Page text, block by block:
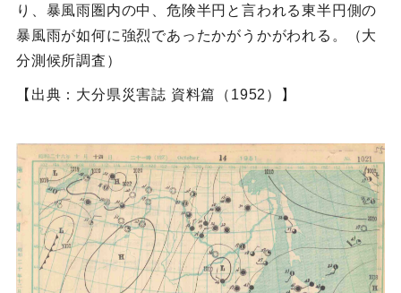
り、暴風雨圏内の中、危険半円と言われる東半円側の
暴風雨が如何に強烈であったかがうかがわれる。（大
分測候所調査）
【出典：大分県災害誌 資料篇（1952）】